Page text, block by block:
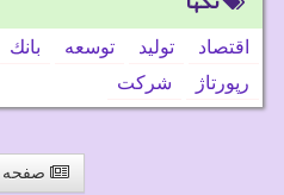
اقتصاد تولید توسعه بانك
رپورتاژ
شركت
صفحه